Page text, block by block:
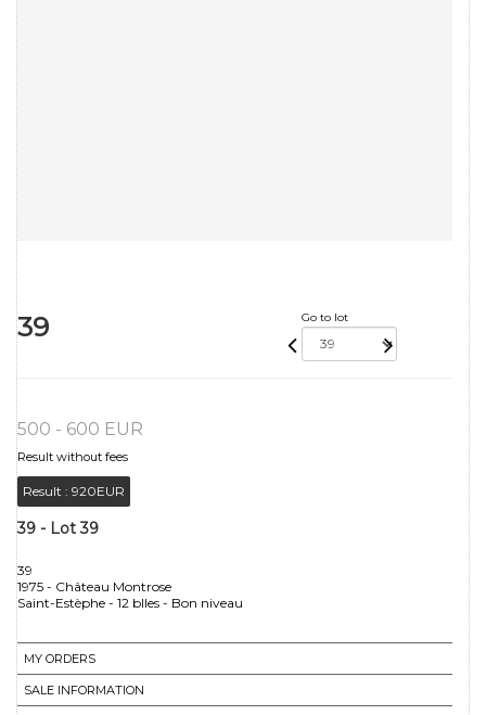
39 Go to lot
500 - 600 EUR
Result without fees
Result : 920EUR
39 - Lot 39
39
1975 - Château Montrose
Saint-Estèphe - 12 blles - Bon niveau
MY ORDERS
SALE INFORMATION